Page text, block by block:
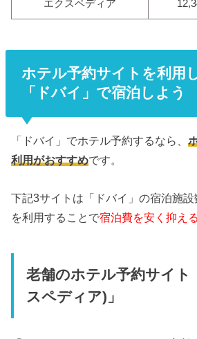
エクスペディア
ホテル予約サイトを利用
「ドバイ」で宿泊しよう
「ドバイ」でホテル予約するなら、
利用がおすすめです。
下記3サイトは「ドバイ」の宿泊施
を利用することで宿泊費を安く抑える
老舗のホテル予約サイト
スペディア)」